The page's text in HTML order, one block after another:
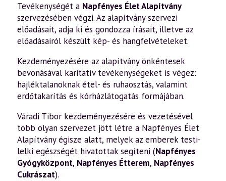
Tevékenységét a Napfényes Élet Alapítvány
szervezésében végzi. Az alapítvány szervezi
előadásait, adja ki és gondozza írásait, illetve az
előadásairól készült kép- és hangfelvételeket.
Kezdeményezésére az alapítvány önkéntesek
bevonásával karitatív tevékenységeket is végez:
hajléktalanoknak étel- és ruhaosztás, valamint
erdőtakarítás és kórházlátogatás formájában.
Váradi Tibor kezdeményezésére és vezetésével
több olyan szervezet jött létre a Napfényes Élet
Alapítvány égisze alatt, melyek az emberek testi-
lelki egészségét hivatottak segíteni (Napfényes
Gyógyközpont, Napfényes Étterem, Napfényes
Cukrászat).